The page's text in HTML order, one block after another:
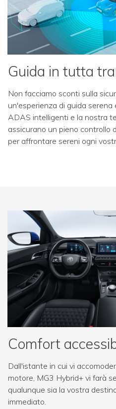
Guida in tutta
Non facciamo sconti sulla
un'esperienza di guida
ADAS intelligenti e la nostra
assicurano un pieno controllo
per affrontare sereni ogni
Comfort
Dall'istante in cui vi
motore, MG3 Hybrid+ vi farà
qualunque sia la vostra
immediato.